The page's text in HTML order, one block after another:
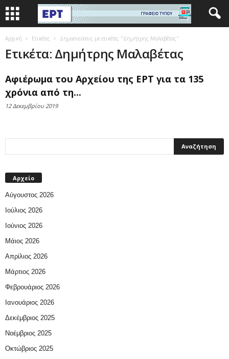
Αρχική Ετικέτες Δημοσιεύσεις με ετικέτες "Δημήτρης Μαλαβέτας"
Ετικέτα: Δημήτρης Μαλαβέτας
Αφιέρωμα του Αρχείου της ΕΡΤ για τα 135
χρόνια από τη...
12 Δεκεμβρίου 2019
Αρχείο
Αύγουστος 2026
Ιούλιος 2026
Ιούνιος 2026
Μάιος 2026
Απρίλιος 2026
Μάρτιος 2026
Φεβρουάριος 2026
Ιανουάριος 2026
Δεκέμβριος 2025
Νοέμβριος 2025
Οκτώβριος 2025